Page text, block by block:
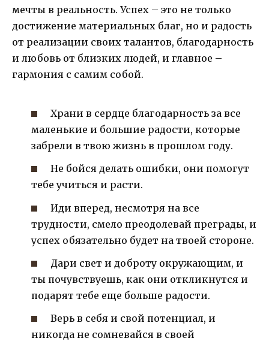
мечты в реальность. Успех – это не только
достижение материальных благ, но и радость
от реализации своих талантов, благодарность
и любовь от близких людей, и главное –
гармония с самим собой.
Храни в сердце благодарность за все
маленькие и большие радости, которые
забрели в твою жизнь в прошлом году.
Не бойся делать ошибки, они помогут
тебе учиться и расти.
Иди вперед, несмотря на все
трудности, смело преодолевай преграды, и
успех обязательно будет на твоей стороне.
Дари свет и доброту окружающим, и
ты почувствуешь, как они откликнутся и
подарят тебе еще больше радости.
Верь в себя и свой потенциал, и
никогда не сомневайся в своей